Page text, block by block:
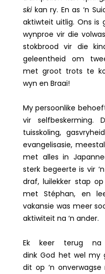
skikan ry. En as ‘n
aktiwteit uitlig. Ons is
wynproe vir die
stokbrood vir die
geleentheid om
met groot trots te
wyn en Braai!
My persoonlike
vir
tuisskoling,
evangelisasie,
met alles in
sterk begeerte is vir
draf, luilekker stap
met Stéphan, en
vakansie was meer
aktiwiteit na ‘n ander.
Ek keer terug
dink God het wel my
dit op ‘n